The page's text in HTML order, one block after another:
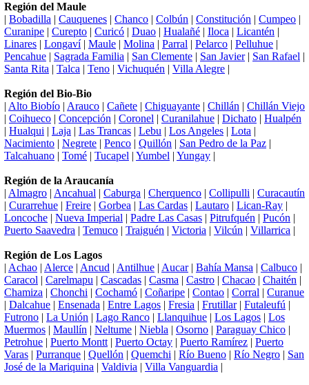
Región del Maule
| Bobadilla | Cauquenes | Chanco | Colbún | Constitución | Cumpeo |
Curanipe | Curepto | Curicó | Duao | Hualañé | Iloca | Licantén |
Linares | Longaví| Maule | Molina | Parral | Pelarco | Pelluhue |
Pencahue | Sagrada Familia | San Clemente | San Javier| San Rafael |
Santa Rita | Talca | Teno | Vichuquén | Villa Alegre |
Región del Bio-Bio
| Alto Biobío | Arauco | Cañete | Chiguayante | Chillán | Chillán Viejo
| Coihueco | Concepción | Coronel | Curanilahue | Dichato | Hualpén
| Hualqui | Laja | Las Trancas | Lebu | Los Angeles | Lota |
Nacimiento | Negrete | Penco | Quillón | San Pedro de la Paz |
Talcahuano | Tomé | Tucapel | Yumbel | Yungay |
Región de la Araucanía
| Almagro | Ancahual | Caburga | Cherquenco | Collipulli | Curacautín
| Curarrehue | Freire | Gorbea | Las Cardas | Lautaro | Lican-Ray |
Loncoche | Nueva Imperial | Padre Las Casas | Pitrufquén | Pucón |
Puerto Saavedra | Temuco | Traiguén | Victoria | Vilcún | Villarrica |
Región de Los Lagos
| Achao | Alerce | Ancud | Antilhue | Aucar| Bahía Mansa | Calbuco |
Caracol | Carelmapu | Cascadas | Casma | Castro | Chacao | Chaitén |
Chamiza | Chonchi | Cochamó | Coñaripe | Contao | Corral | Curanue
| Dalcahue | Ensenada | Entre Lagos | Fresia | Frutillar| Futaleufú |
Futrono | La Unión | Lago Ranco | Llanquihue | Los Lagos | Los
Muermos | Maullín | Neltume | Niebla | Osorno | Paraguay Chico |
Petrohue | Puerto Montt | Puerto Octay | Puerto Ramírez | Puerto
Varas | Purranque | Quellón | Quemchi | Río Bueno | Río Negro | San
José de la Mariquina | Valdivia | Villa Vanguardia |